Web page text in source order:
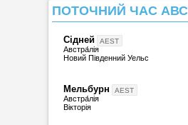
ПОТОЧНИЙ ЧАС
Сідней AEST
Австра́лія
Новий Південний Уельс
Мельбурн AEST
Австра́лія
Вікторія